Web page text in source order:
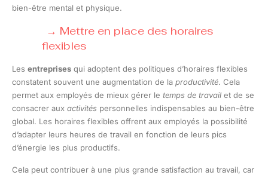
bien-être mental et physique.
Mettre en place des horaires
flexibles
Les entreprises qui adoptent des politiques d’horaires flexibles
constatent souvent une augmentation de la productivité. Cela
permet aux employés de mieux gérer le temps de travail et de se
consacrer aux activités personnelles indispensables au bien-être
global. Les horaires flexibles offrent aux employés la possibilité
d’adapter leurs heures de travail en fonction de leurs pics
d’énergie les plus productifs.
Cela peut contribuer à une plus grande satisfaction au travail, car